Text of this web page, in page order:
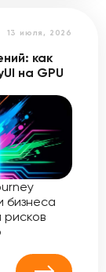
13 июля, 2026
как
на GPU
бизнеса
рисков